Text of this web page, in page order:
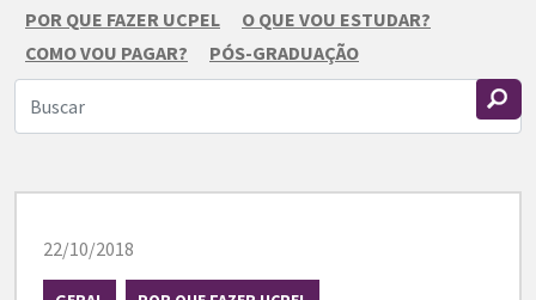
POR QUE FAZER UCPEL
O QUE VOU ESTUDAR?
COMO VOU PAGAR?
PÓS-GRADUAÇÃO
22/10/2018